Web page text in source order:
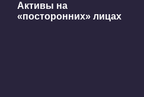
Активы на
«посторонних» лицах